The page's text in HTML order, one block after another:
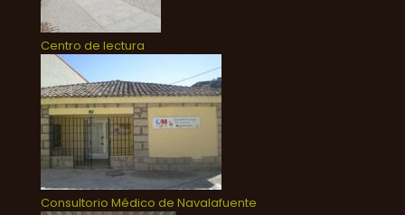
Centro de lectura
Consultorio Médico de Navalafuente